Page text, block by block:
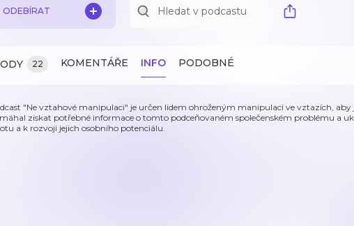
ODEBÍRAT
22 KOMENTÁŘE INFO PODOBNÉ
"Ne vztahové manipulaci" je určen lidem ohroženým manipulací ve vztazích,
získat potřebné informace o tomto podceňovaném společenském problému a
a k rozvoji jejich osobního potenciálu.